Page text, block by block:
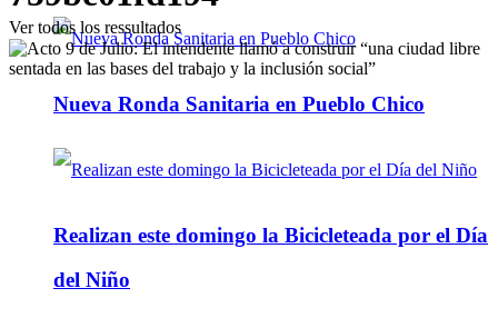
Nueva Ronda Sanitaria en Pueblo Chico
Realizan este domingo la Bicicleteada por el Día
del Niño
Ver todos los ressultados